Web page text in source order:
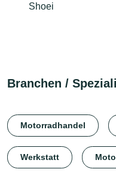
Shoei
Branchen /
Motorradhandel
Werkstatt